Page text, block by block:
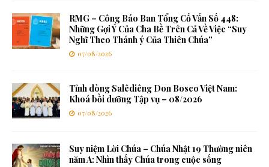
RMG – Công Báo Ban Tổng Cố Vấn Số 448:
Những Gợi Ý Của Cha Bề Trên Cả Về Việc “Suy
Nghĩ Theo Thánh ý Của Thiên Chúa”
07/08/2026
Tỉnh dòng Salêdiêng Don Bosco Việt Nam:
Khoá bồi dưỡng Tập vụ – 08/2026
07/08/2026
Suy niệm Lời Chúa – Chúa Nhật 19 Thường niên
năm A: Nhìn thấy Chúa trong cuộc sống